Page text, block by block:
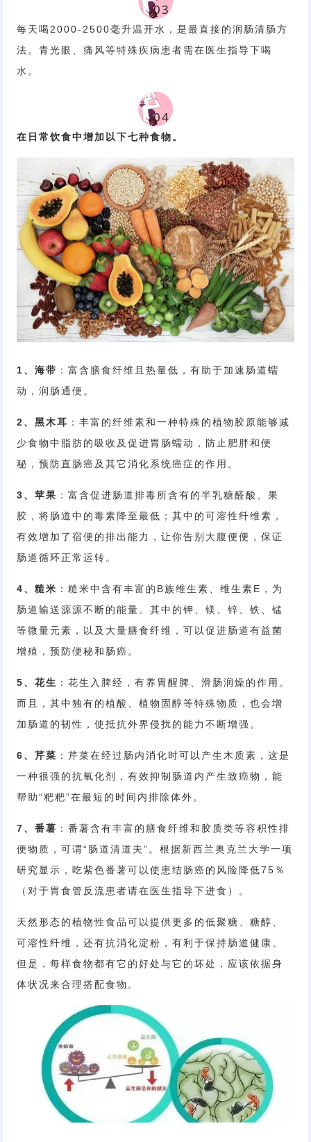
03
每天喝2000-2500毫升温开水，是最直接的润肠清肠方
法。青光眼、痛风等特殊疾病患者需在医生指导下喝
水。
04
在日常饮食中增加以下七种食物。
1、海带 ：富含膳食纤维且热量低，有助于加速肠道蠕
动，润肠通便。
2、黑木耳 ：丰富的纤维素和一种特殊的植物胶原能够减
少食物中脂肪的吸收及促进胃肠蠕动，防止肥胖和便
秘，预防直肠癌及其它消化系统癌症的作用。
3、苹果 ：富含促进肠道排毒所含有的半乳糖醛酸、果
胶，将肠道中的毒素降至最低；其中的可溶性纤维素，
有效增加了宿便的排出能力，让你告别大腹便便，保证
肠道循环正常运转。
4、糙米 ：糙米中含有丰富的B族维生素、维生素E，为
肠道输送源源不断的能量。其中的钾、镁、锌、铁、锰
等微量元素，以及大量膳食纤维，可以促进肠道有益菌
增殖，预防便秘和肠癌。
5、花生 ：花生入脾经，有养胃醒脾、滑肠润燥的作用。
而且，其中独有的植酸、植物固醇等特殊物质，也会增
加肠道的韧性，使抵抗外界侵扰的能力不断增强。
6、芹菜 ：芹菜在经过肠内消化时可以产生木质素，这是
一种很强的抗氧化剂，有效抑制肠道内产生致癌物，能
帮助“粑粑”在最短的时间内排除体外。
7、番薯 ：番薯含有丰富的膳食纤维和胶质类等容积性排
便物质，可谓“肠道清道夫”。根据新西兰奥克兰大学一项
研究显示，吃紫色番薯可以使患结肠癌的风险降低75％
（对于胃食管反流患者请在医生指导下进食）。
天然形态的植物性食品可以提供更多的低聚糖、糖醇、
可溶性纤维，还有抗消化淀粉，有利于保持肠道健康。
但是，每样食物都有它的好处与它的坏处，应该依据身
体状况来合理搭配食物。